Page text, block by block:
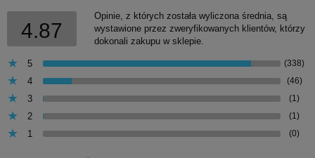
4.87
Opinie, z których została wyliczona średnia, są
wystawione przez zweryfikowanych klientów, którzy
dokonali zakupu w sklepie.
5 (338)
4 (46)
3 (1)
2 (1)
1 (0)